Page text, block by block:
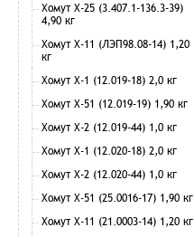
Хомут Х-25 (3.407.1-136.3-39)
4,90 кг
Хомут Х-11 (ЛЭП98.08-14) 1,20
кг
Хомут Х-1 (12.019-18) 2,0 кг
Хомут Х-51 (12.019-19) 1,90 кг
Хомут Х-2 (12.019-44) 1,0 кг
Хомут Х-1 (12.020-18) 2,0 кг
Хомут Х-2 (12.020-44) 1,0 кг
Хомут Х-51 (25.0016-17) 1,90 кг
Хомут Х-11 (21.0003-14) 1,20 кг